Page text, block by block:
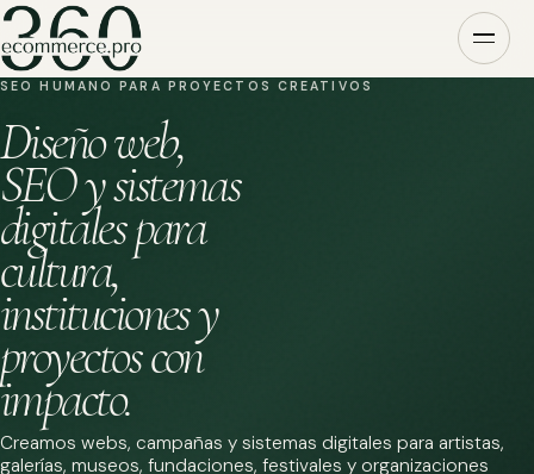
SEO HUMANO PARA PROYECTOS CREATIVOS
Diseño web,
SEO y sistemas
digitales para
cultura,
instituciones y
proyectos con
impacto.
Creamos webs, campañas y sistemas digitales para artistas,
galerías, museos, fundaciones, festivales y organizaciones